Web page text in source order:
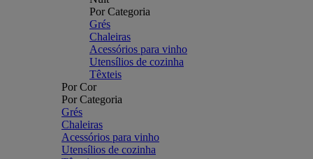
Por Categoria
Grés
Chaleiras
Acessórios para vinho
Utensílios de cozinha
Têxteis
Por Cor
Por Categoria
Grés
Chaleiras
Acessórios para vinho
Utensílios de cozinha